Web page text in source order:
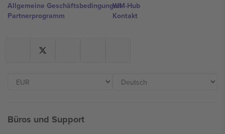
Allgemeine Geschäftsbedingungen
Partnerprogramm
WM-Hub
Kontakt
Büros und Support